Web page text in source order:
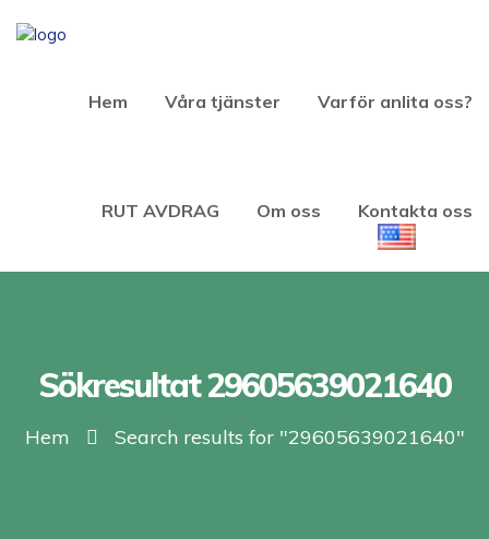
Hem Våra tjänster Varför anlita oss?
RUT AVDRAG Om oss Kontakta oss
Sökresultat 29605639021640
Hem Search results for "29605639021640"